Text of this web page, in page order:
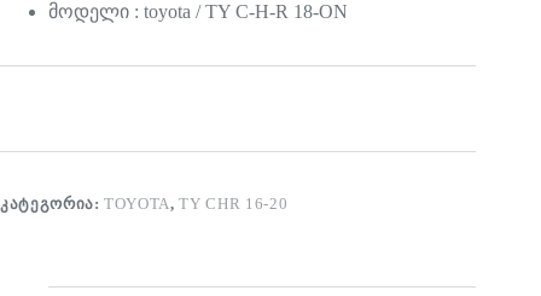
მოდელი : toyota / TY C-H-R 18-ON
ᲙᲐᲢᲔᲒᲝᲠᲘᲐ:TOYOTA,TY CHR 16-20